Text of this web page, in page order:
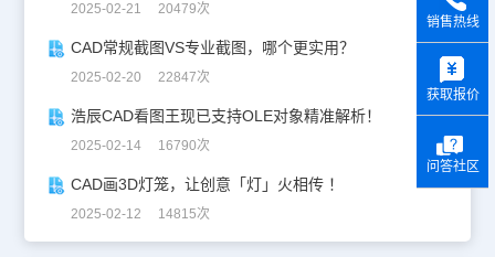
2025-02-21 20479次
CAD常规截图VS专业截图，哪个更实用？
2025-02-20 22847次
浩辰CAD看图王现已支持OLE对象精准解析！
2025-02-14 16790次
CAD画3D灯笼，让创意「灯」火相传 ！
2025-02-12 14815次
销售热线
获取报价
问答社区